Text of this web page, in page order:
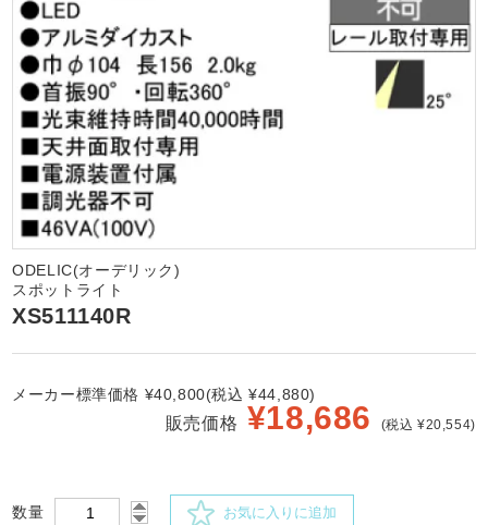
ODELIC(オーデリック)
スポットライト
XS511140R
メーカー標準価格 ¥40,800(税込 ¥44,880)
販売価格 ¥18,686 (税込 ¥20,554)
数量 お気に入りに追加